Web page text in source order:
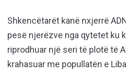
Shkencëtarët kanë nxjerrë
pesë njerëzve nga qytetet ku
riprodhuar një seri të plotë të
krahasuar me popullatën e